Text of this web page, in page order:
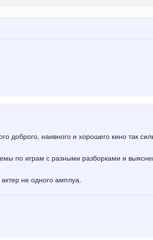
доброго, наивного и хорошего кино так
по играм с разными разборками и
не одного амплуа.